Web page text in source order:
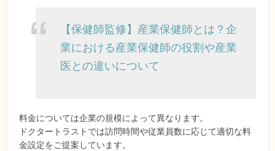
【保健師監修】産業保健師とは？企
業における産業保健師の役割や産業
医との違いについて
料金については企業の規模によって異なります。
ドクタートラストでは訪問時間や従業員数に応じて適切な料
金設定をご提案しています。